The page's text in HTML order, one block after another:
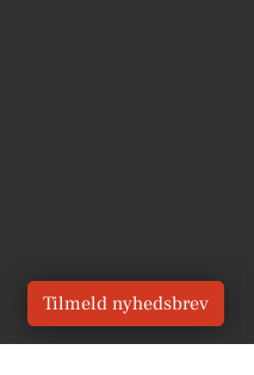
Tilmeld nyhedsbrev